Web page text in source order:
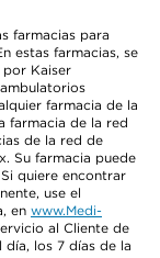
farmacias para
estas farmacias, se
Kaiser
farmacia de la
farmacia de la red
de la red de
Su farmacia puede
quiere encontrar
use el
en www.Medi-
al Cliente de
día, los 7 días de la